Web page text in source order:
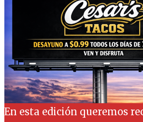
En esta edición queremos